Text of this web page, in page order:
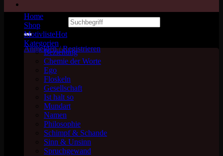
Suchen nach:
Anmelden / Registrieren
Home
Shop
Motivliste
Kategorien
Beziehung
Chemie der Worte
Ego
Floskeln
Gesellschaft
Ist halt so
Mundart
Namen
Philosophie
Schimpf & Schande
Sinn & Unsinn
Spruchgewand